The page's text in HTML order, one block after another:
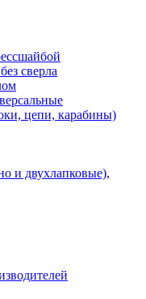
сверла
цепи, карабины)
и двухлапковые),